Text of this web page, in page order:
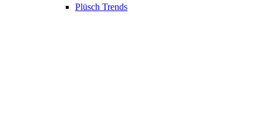
Plüsch Trends